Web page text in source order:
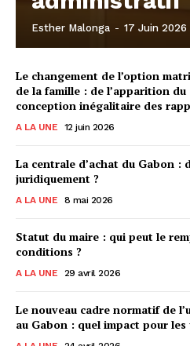
Esther Malonga - 17 Juin 2026
Le changement de l’option
de la famille : de l’apparition
conception inégalitaire des
A LA UNE 12 juin 2026
La centrale d’achat du Gabon :
juridiquement ?
A LA UNE 8 mai 2026
Statut du maire : qui peut le
conditions ?
A LA UNE 29 avril 2026
Le nouveau cadre normatif de
au Gabon : quel impact pour les